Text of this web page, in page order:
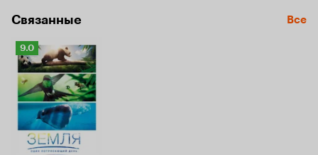
Связанные Все
Рейтинг
Кинопоиска
9.0
9.0